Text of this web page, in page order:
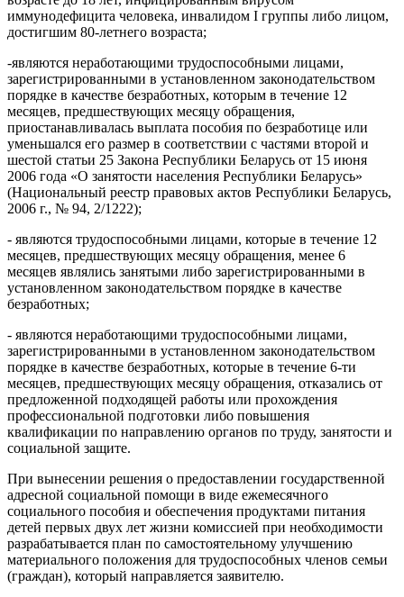
иммунодефицита человека, инвалидом I группы либо лицом,
достигшим 80-летнего возраста;
-являются неработающими трудоспособными лицами,
зарегистрированными в установленном законодательством
порядке в качестве безработных, которым в течение 12
месяцев, предшествующих месяцу обращения,
приостанавливалась выплата пособия по безработице или
уменьшался его размер в соответствии с частями второй и
шестой статьи 25 Закона Республики Беларусь от 15 июня
2006 года «О занятости населения Республики Беларусь»
(Национальный реестр правовых актов Республики Беларусь,
2006 г., № 94, 2/1222);
- являются трудоспособными лицами, которые в течение 12
месяцев, предшествующих месяцу обращения, менее 6
месяцев являлись занятыми либо зарегистрированными в
установленном законодательством порядке в качестве
безработных;
- являются неработающими трудоспособными лицами,
зарегистрированными в установленном законодательством
порядке в качестве безработных, которые в течение 6-ти
месяцев, предшествующих месяцу обращения, отказались от
предложенной подходящей работы или прохождения
профессиональной подготовки либо повышения
квалификации по направлению органов по труду, занятости и
социальной защите.
При вынесении решения о предоставлении государственной
адресной социальной помощи в виде ежемесячного
социального пособия и обеспечения продуктами питания
детей первых двух лет жизни комиссией при необходимости
разрабатывается план по самостоятельному улучшению
материального положения для трудоспособных членов семьи
(граждан), который направляется заявителю.